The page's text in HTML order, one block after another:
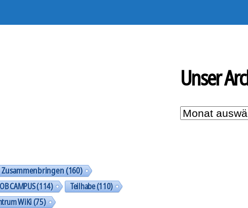
Zusammenbringen(160)
CAMPUS(114) Teilhabe(110)
WiKi(75)
Unser
Unser
Archiv